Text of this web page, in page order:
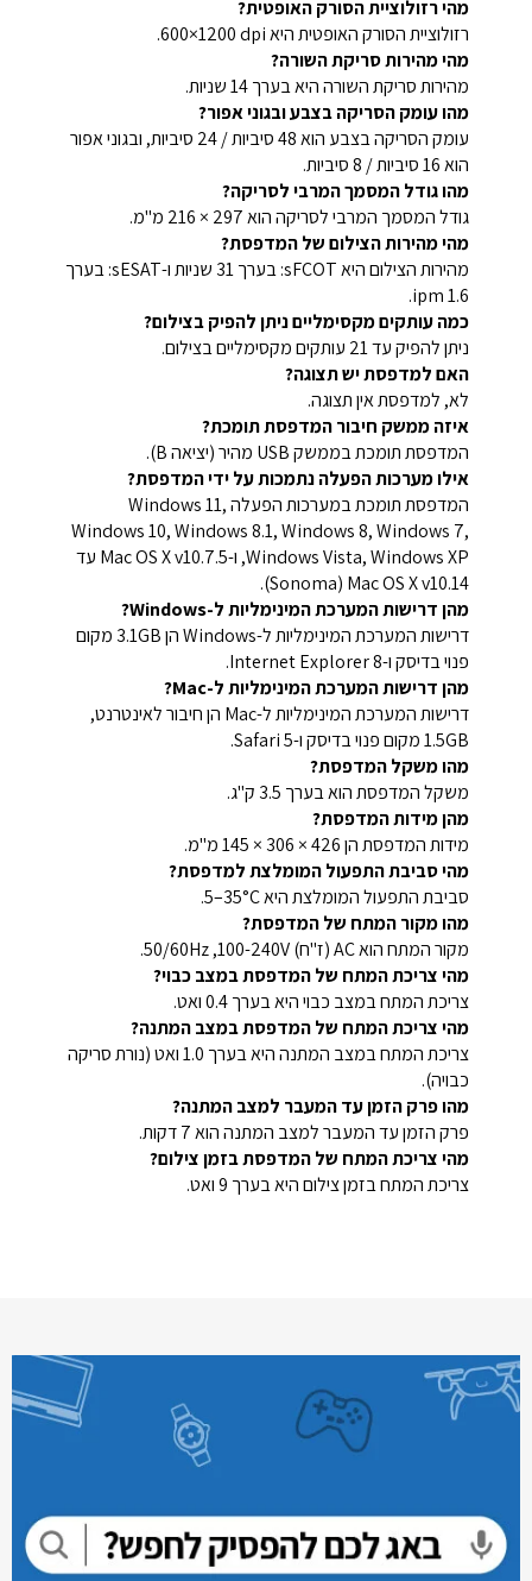
מהי רזולוציית הסורק האופטית?
רזולוציית הסורק האופטית היא ‎600×1200 dpi.
מהי מהירות סריקת השורה?
מהירות סריקת השורה היא בערך 14 שניות.
מהו עומק הסריקה בצבע ובגוני אפור?
עומק הסריקה בצבע הוא 48 סיביות / 24 סיביות, ובגוני אפור
הוא 16 סיביות / 8 סיביות.
מהו גודל המסמך המרבי לסריקה?
גודל המסמך המרבי לסריקה הוא ‎216 × 297 מ"מ.
מהי מהירות הצילום של המדפסת?
מהירות הצילום היא sFCOT: בערך 31 שניות ו-sESAT: בערך
1.6 ipm.
כמה עותקים מקסימליים ניתן להפיק בצילום?
ניתן להפיק עד 21 עותקים מקסימליים בצילום.
האם למדפסת יש תצוגה?
לא, למדפסת אין תצוגה.
איזה ממשק חיבור המדפסת תומכת?
המדפסת תומכת בממשק USB מהיר (יציאה B).
אילו מערכות הפעלה נתמכות על ידי המדפסת?
המדפסת תומכת במערכות הפעלה Windows 11,
Windows 10, Windows 8.1, Windows 8, Windows 7,
Windows Vista, Windows XP, ו-Mac OS X v10.7.5 עד
Mac OS X v10.14‏ (Sonoma).
מהן דרישות המערכת המינימליות ל-Windows?
דרישות המערכת המינימליות ל-Windows הן 3.1GB מקום
פנוי בדיסק ו-Internet Explorer 8.
מהן דרישות המערכת המינימליות ל-Mac?
דרישות המערכת המינימליות ל-Mac הן חיבור לאינטרנט,
1.5GB מקום פנוי בדיסק ו-Safari 5.
מהו משקל המדפסת?
משקל המדפסת הוא בערך 3.5 ק"ג.
מהן מידות המדפסת?
מידות המדפסת הן 426 × 306 × 145 מ"מ.
מהי סביבת התפעול המומלצת למדפסת?
סביבת התפעול המומלצת היא ‎5–35°C.
מהו מקור המתח של המדפסת?
מקור המתח הוא AC (ז"ח‏) 100-240V‏, 50/60Hz.
מהי צריכת המתח של המדפסת במצב כבוי?
צריכת המתח במצב כבוי היא בערך 0.4 ואט.
מהי צריכת המתח של המדפסת במצב המתנה?
צריכת המתח במצב המתנה היא בערך 1.0 ואט (נורת סריקה
כבויה).
מהו פרק הזמן עד המעבר למצב המתנה?
פרק הזמן עד המעבר למצב המתנה הוא 7 דקות.
מהי צריכת המתח של המדפסת בזמן צילום?
צריכת המתח בזמן צילום היא בערך 9 ואט.